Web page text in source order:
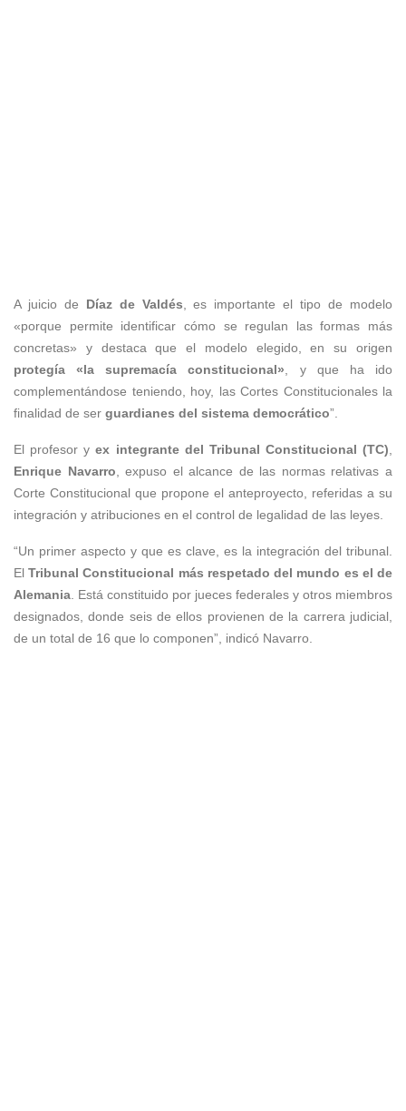
A juicio de Díaz de Valdés, es importante el tipo de modelo
«porque permite identificar cómo se regulan las formas más
concretas» y destaca que el modelo elegido, en su origen
protegía «la supremacía constitucional», y que ha ido
complementándose teniendo, hoy, las Cortes Constitucionales la
finalidad de ser guardianes del sistema democrático”.
El profesor yex integrante del Tribunal Constitucional (TC),
Enrique Navarro, expuso el alcance de las normas relativas a
Corte Constitucional que propone el anteproyecto, referidas a su
integración y atribuciones en el control de legalidad de las leyes.
“Un primer aspecto y que es clave, es la integración del tribunal.
ElTribunal Constitucional más respetado del mundo es el de
Alemania. Está constituido por jueces federales y otros miembros
designados, donde seis de ellos provienen de la carrera judicial,
de un total de 16 que lo componen”, indicó Navarro.